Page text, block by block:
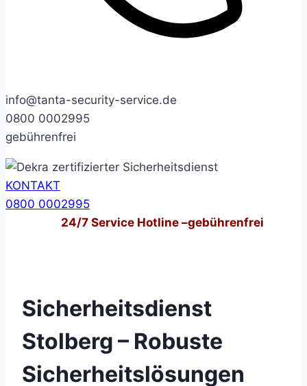
info@tanta-security-service.de
0800 0002995
gebührenfrei
KONTAKT
0800 0002995
24/7Service Hotline –gebührenfrei
Sicherheitsdienst
Stolberg – Robuste
Sicherheitslösungen